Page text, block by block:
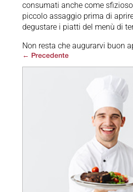
consumati anche come
piccolo assaggio prima di
degustare i piatti del menù di
Non resta che augurarvi buon
← Precedente